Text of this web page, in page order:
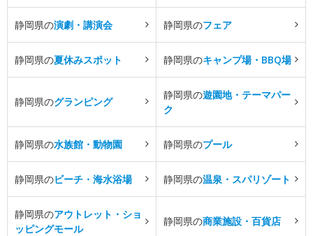
静岡県の演劇・講演会 静岡県のフェア
静岡県の夏休みスポット 静岡県のキャンプ場・BBQ場
静岡県のグランピング
静岡県の遊園地・テーマパー
ク
静岡県の水族館・動物園 静岡県のプール
静岡県のビーチ・海水浴場 静岡県の温泉・スパリゾート
静岡県のアウトレット・ショ
ッピングモール
静岡県の商業施設・百貨店